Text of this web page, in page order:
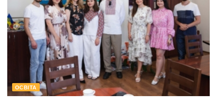
ОСВІТА